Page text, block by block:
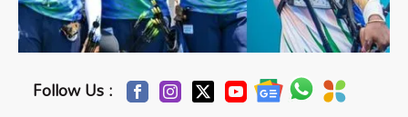
Follow Us :